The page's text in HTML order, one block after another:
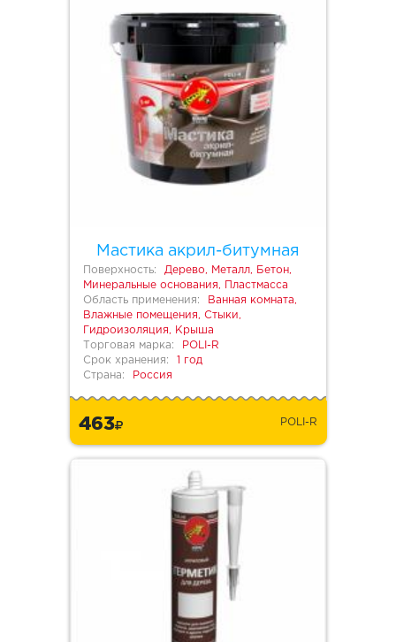
Мастика акрил-битумная
Поверхность:
Дерево, Металл, Бетон,
Минеральные основания, Пластмасса
Область применения:
Ванная комната,
Влажные помещения, Стыки,
Гидроизоляция, Крыша
Торговая марка:
POLI-R
Срок хранения:
1 год
Страна:
Россия
463 POLI-R